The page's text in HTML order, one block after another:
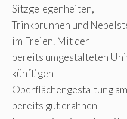
Sitzgelegenheiten,
Trinkbrunnen und
im Freien. Mit der
bereits umgestalteten
künftigen
Oberflächengestaltung
bereits gut erahnen